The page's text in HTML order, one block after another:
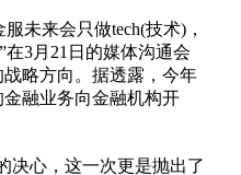
未来会只做tech(技术)，
3月21日的媒体沟通会
战略方向。据透露，今年
金融业务向金融机构开